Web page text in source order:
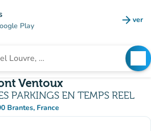
Play arrow_forward ver
Ventoux
PARKINGS EN TEMPS REEL
Brantes, France
en Google Maps)
pestaña)